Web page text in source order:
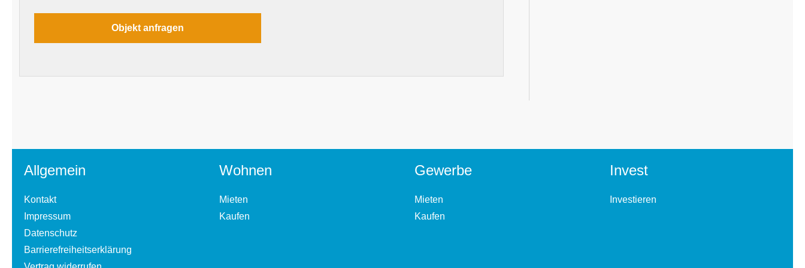
Allgemein
Kontakt
Impressum
Datenschutz
Barrierefreiheitserklärung
Wohnen
Mieten
Kaufen
Gewerbe
Mieten
Kaufen
Invest
Investieren